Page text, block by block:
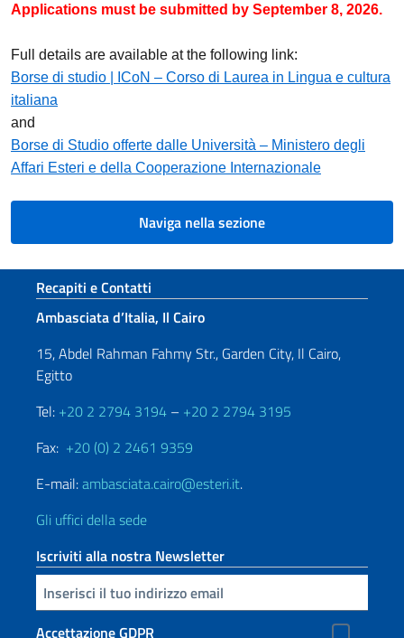
Applications must be submitted by September 8, 2026.
Full details are available at the following link:
Borse di studio | ICoN – Corso di Laurea in Lingua e cultura
italiana
and
Borse di Studio offerte dalle Università – Ministero degli
Affari Esteri e della Cooperazione Internazionale
Naviga nella sezione
Sezione footer
Recapiti e Contatti
Ambasciata d’Italia, Il Cairo
15, Abdel Rahman Fahmy Str., Garden City, Il Cairo,
Egitto
Tel: +20 2 2794 3194 – +20 2 2794 3195
Fax: +20 (0) 2 2461 9359
E-mail:ambasciata.cairo@esteri.it.
Gli uffici della sede
Iscriviti alla nostra Newsletter
Inserisci la tua email
Accettazione GDPR